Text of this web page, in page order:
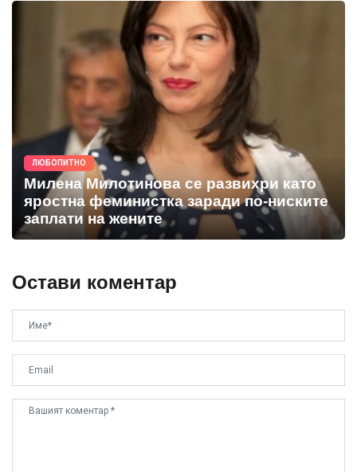
ЛЮБОПИТНО
Милена Милотинова се развихри като
яростна феминистка заради по-ниските
заплати на жените
Остави коментар